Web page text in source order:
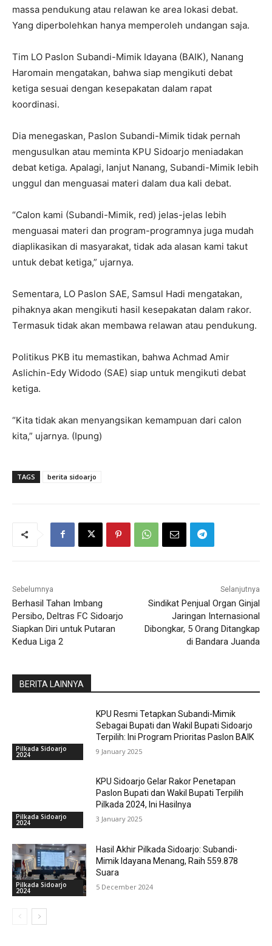
massa pendukung atau relawan ke area lokasi debat.
Yang diperbolehkan hanya memperoleh undangan saja.
Tim LO Paslon Subandi-Mimik Idayana (BAIK), Nanang
Haromain mengatakan, bahwa siap mengikuti debat
ketiga sesuai dengan kesepakatan dalam rapat
koordinasi.
Dia menegaskan, Paslon Subandi-Mimik tidak pernah
mengusulkan atau meminta KPU Sidoarjo meniadakan
debat ketiga. Apalagi, lanjut Nanang, Subandi-Mimik lebih
unggul dan menguasai materi dalam dua kali debat.
“Calon kami (Subandi-Mimik, red) jelas-jelas lebih
menguasai materi dan program-programnya juga mudah
diaplikasikan di masyarakat, tidak ada alasan kami takut
untuk debat ketiga,” ujarnya.
Sementara, LO Paslon SAE, Samsul Hadi mengatakan,
pihaknya akan mengikuti hasil kesepakatan dalam rakor.
Termasuk tidak akan membawa relawan atau pendukung.
Politikus PKB itu memastikan, bahwa Achmad Amir
Aslichin-Edy Widodo (SAE) siap untuk mengikuti debat
ketiga.
“Kita tidak akan menyangsikan kemampuan dari calon
kita,” ujarnya. (Ipung)
TAGS berita sidoarjo
Sebelumnya
Berhasil Tahan Imbang
Persibo, Deltras FC Sidoarjo
Siapkan Diri untuk Putaran
Kedua Liga 2
Selanjutnya
Sindikat Penjual Organ Ginjal
Jaringan Internasional
Dibongkar, 5 Orang Ditangkap
di Bandara Juanda
BERITA LAINNYA
Pilkada Sidoarjo
2024
KPU Resmi Tetapkan Subandi-Mimik
Sebagai Bupati dan Wakil Bupati Sidoarjo
Terpilih: Ini Program Prioritas Paslon BAIK
9 January 2025
Pilkada Sidoarjo
2024
KPU Sidoarjo Gelar Rakor Penetapan
Paslon Bupati dan Wakil Bupati Terpilih
Pilkada 2024, Ini Hasilnya
3 January 2025
Pilkada Sidoarjo
2024
Hasil Akhir Pilkada Sidoarjo: Subandi-
Mimik Idayana Menang, Raih 559.878
Suara
5 December 2024